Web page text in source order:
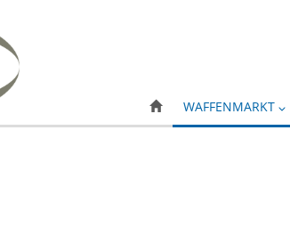
WAFFENMARKT